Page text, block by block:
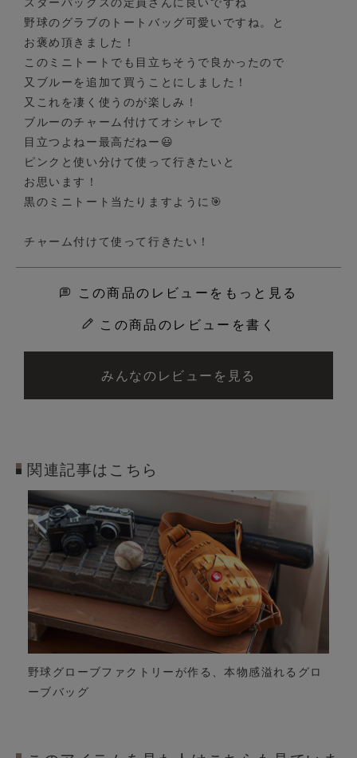
野球のグラブのトートバッグ可愛いですね。と
お褒め頂きました！
このミニトートでも目立ちそうで良かったので
又ブルーを追加て買うことにしました！
又これを凄く使うのが楽しみ！
ブルーのチャーム付けてオシャレで
目立つよねー最高だねー😃
ピンクと使い分けて使って行きたいと
お思います！
黒のミニトート当たりますように🎯
チャーム付けて使って行きたい！
この商品のレビューをもっと見る
この商品のレビューを書く
みんなのレビューを見る
関連記事はこちら
野球グローブファクトリーが作る、本物感溢れるグロ
ーブバッグ